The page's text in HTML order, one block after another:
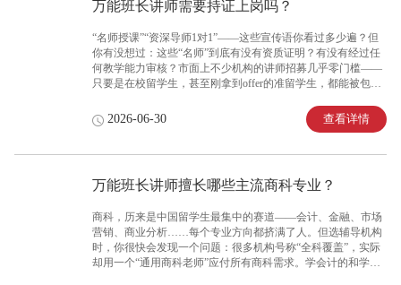
知识结构和教学能力。你需要的不是“什么都懂一点”的通用工
解一家机构在工科方向的师资储备是否充足，
万能班长讲师需要持证上岗吗？
“名师授课”“资深导师1对1”——这些宣传语你看过多少遍？但
你有没想过：这些“名师”到底有没有资质证明？有没有经过任
何教学能力审核？市面上不少机构的讲师招募几乎零门槛——
只要是在校留学生，甚至刚拿到offer的准留学生，都能被包装
教”的随意服务。没有资质审核、没有教学考核的师资团队，就
是拿你的学业当试验品。你需要的不是“自称名师”的讲师，而
机构是否要求讲师持证上岗，成为判断其教学底线的基本标
准。面对“万能班长讲师需要持证上岗吗？有没有资质审核”的
疑问，深耕留学服务16年的万能班长，严格执行持证上岗制
验通过方可上岗，成为众多留学生信
2026-06-30 查看详情
万能班长讲师擅长哪些主流商科专业？
商科，历来是中国留学生最集中的赛道——会计、金融、市场
营销、商业分析……每个专业方向都挤满了人。但选辅导机构
时，你很快会发现一个问题：很多机构号称“全科覆盖”，实际
却用一个“通用商科老师”应付所有商科需求。学会计的和学市